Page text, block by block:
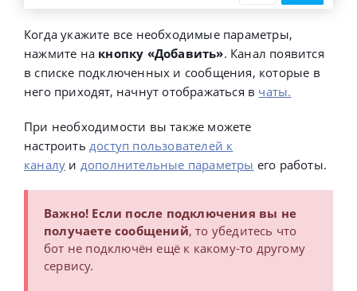
Когда укажите все необходимые параметры,
нажмите на кнопку «Добавить». Канал появится
в списке подключенных и сообщения, которые в
него приходят, начнут отображаться в чаты.
При необходимости вы также можете
настроить доступ пользователей к
каналу и дополнительные параметры его работы.
Важно! Если после подключения вы не
получаете сообщений, то убедитесь что
бот не подключён ещё к какому-то другому
сервису.